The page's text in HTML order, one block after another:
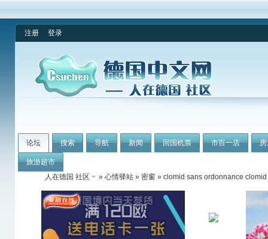
注册 登录
论坛 搜索 导航 新闻 回国机票 市百一店
旅游超市
人在德国 社区
» 心情驿站 » 密窗 » clomid sans ordonnance